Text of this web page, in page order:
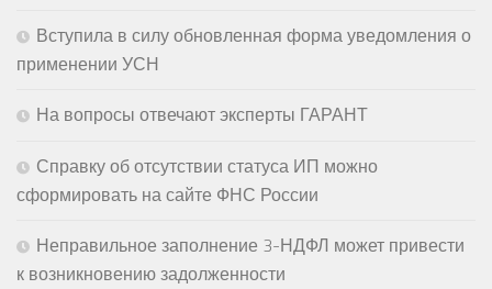
Вступила в силу обновленная форма уведомления о
применении УСН
На вопросы отвечают эксперты ГАРАНТ
Справку об отсутствии статуса ИП можно
сформировать на сайте ФНС России
Неправильное заполнение 3-НДФЛ может привести
к возникновению задолженности